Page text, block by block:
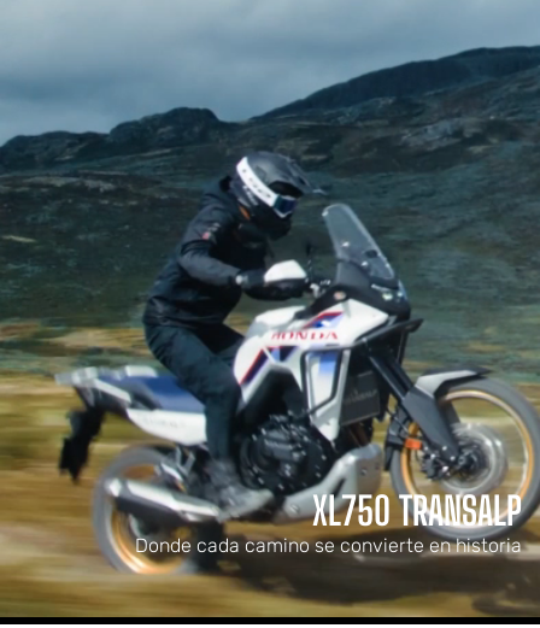
XL750 TRANSALP
Donde cada camino se convierte en historia